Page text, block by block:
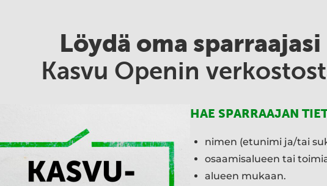
Löydä oma sparraajasi
Kasvu Openin
HAE SPARRAAJAN
nimen (etunimi ja/tai
osaamisalueen tai
alueen mukaan.